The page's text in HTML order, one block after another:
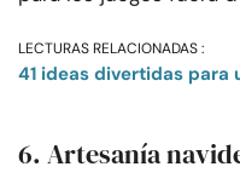
LECTURAS RELACIONADAS :
41 ideas divertidas para
6. Artesanía